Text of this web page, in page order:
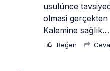
usulünce
olmasi
Kalemine sağlık…
Beğen